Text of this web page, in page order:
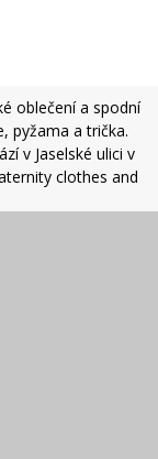
oblečení a spodní
pyžama a trička.
v Jaselské ulici v
clothes and